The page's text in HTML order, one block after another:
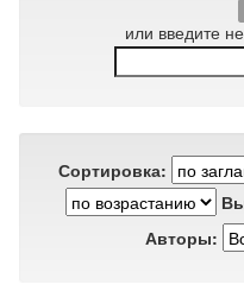
или введите
Сортировка:
Авторы: